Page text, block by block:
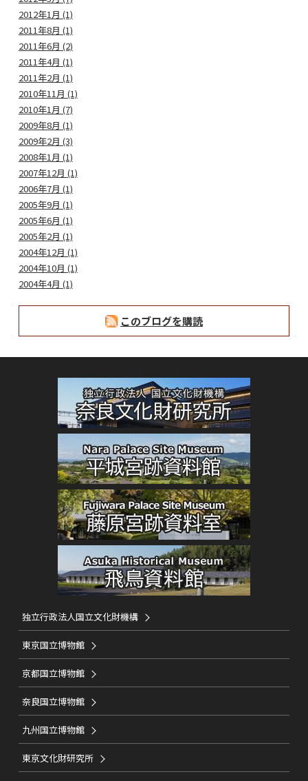
2012年1月 (1)
2011年8月 (1)
2011年6月 (2)
2011年4月 (1)
2011年2月 (1)
2010年11月 (1)
2010年1月 (7)
2009年8月 (1)
2009年2月 (3)
2008年1月 (1)
2007年12月 (1)
2006年7月 (1)
2005年9月 (1)
2005年6月 (1)
2005年2月 (1)
2004年12月 (1)
2004年10月 (1)
2004年4月 (1)
このブログを購読
独立行政法人国立文化財機構
東京国立博物館
京都国立博物館
奈良国立博物館
九州国立博物館
東京文化財研究所